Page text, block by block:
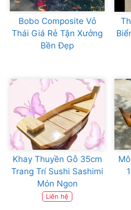
Bobo Composite Vỏ
Thái Giá Rẻ Tận Xưởng
Bền Đẹp
Khay Thuyền Gỗ 35cm
Trang Trí Sushi Sashimi
Món Ngon
Liên hệ